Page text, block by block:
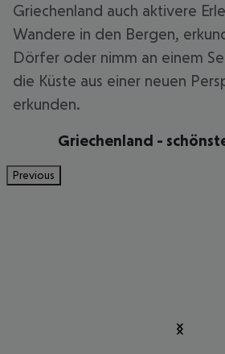
Griechenland auch aktivere
Wandere in den Bergen,
Dörfer oder nimm an einem
die Küste aus einer neuen
erkunden.
Griechenland -
Previous